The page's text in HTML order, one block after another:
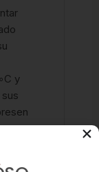
∘C y